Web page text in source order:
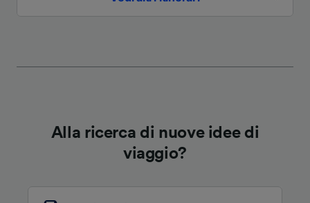
Alla ricerca di nuove idee di
viaggio?